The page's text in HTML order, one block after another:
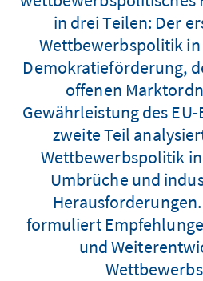
in drei Teilen: Der
Wettbewerbspolitik
Demokratieförderung,
offenen
Gewährleistung des
zweite Teil
Wettbewerbspolitik
Umbrüche und
formuliert
und